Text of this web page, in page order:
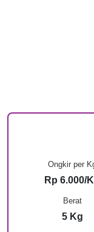
Ongkir per
Rp 6.000/
Berat
5 Kg